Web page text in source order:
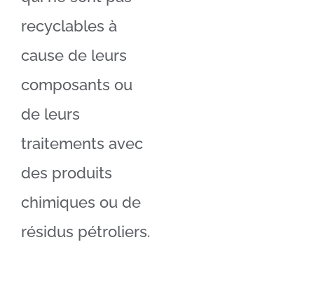
recyclables à
cause de leurs
composants ou
de leurs
traitements avec
des produits
chimiques ou de
résidus pétroliers.